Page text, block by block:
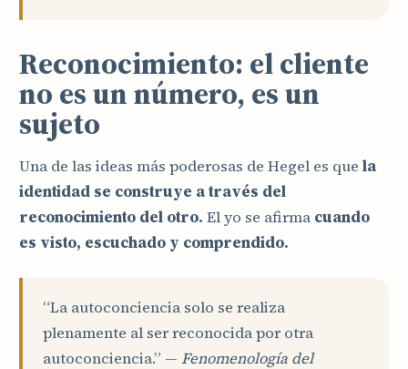
Reconocimiento: el cliente
no es un número, es un
sujeto
Una de las ideas más poderosas de Hegel es que la
identidad se construye a través del
reconocimiento del otro. El yo se afirma cuando
es visto, escuchado y comprendido.
“La autoconciencia solo se realiza
plenamente al ser reconocida por otra
autoconciencia.” —Fenomenología del